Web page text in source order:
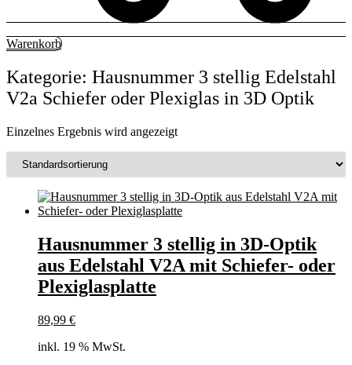
Warenkorb
Kategorie: Hausnummer 3 stellig Edelstahl
V2a Schiefer oder Plexiglas in 3D Optik
Einzelnes Ergebnis wird angezeigt
Hausnummer 3 stellig in 3D-Optik
aus Edelstahl V2A mit Schiefer- oder
Plexiglasplatte
89,99 €
inkl. 19 % MwSt.